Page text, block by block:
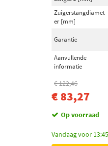
Zuigerstangdiamet
er [mm]
Garantie
Aanvullende
informatie
€ 122,46
€ 83,27
Op voorraad
Vandaag voor